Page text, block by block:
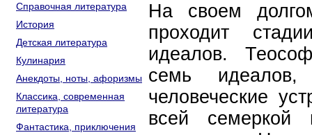
Справочная литература
История
Детская литература
Кулинария
Анекдоты, ноты, афоризмы
Классика, современная
литература
Фантастика, приключения
На своем
проходит
идеалов.
семь
человеческие
всей